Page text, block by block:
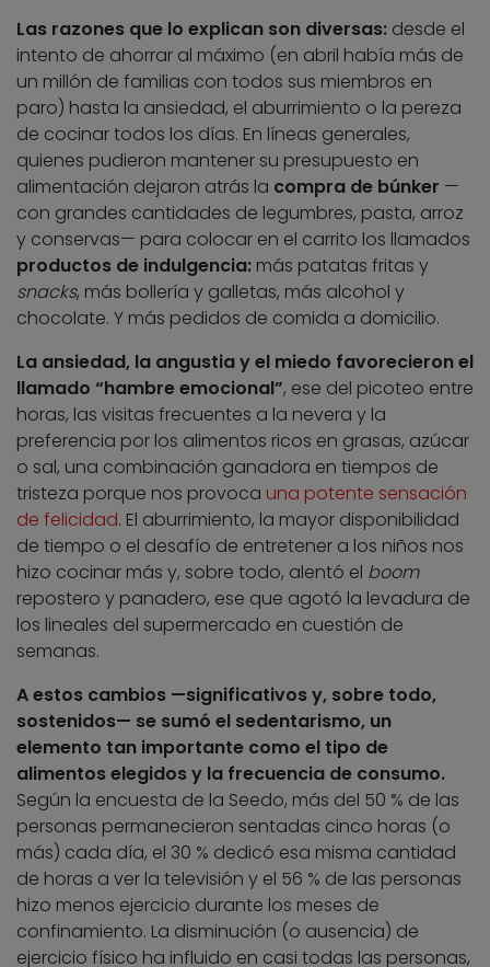
Las razones que lo explican son diversas: desde el
intento de ahorrar al máximo (en abril había más de
un millón de familias con todos sus miembros en
paro) hasta la ansiedad, el aburrimiento o la pereza
de cocinar todos los días. En líneas generales,
quienes pudieron mantener su presupuesto en
alimentación dejaron atrás la compra de búnker —
con grandes cantidades de legumbres, pasta, arroz
y conservas— para colocar en el carrito los llamados
productos de indulgencia: más patatas fritas y
snacks, más bollería y galletas, más alcohol y
chocolate. Y más pedidos de comida a domicilio.
La ansiedad, la angustia y el miedo favorecieron el
llamado “hambre emocional”, ese del picoteo entre
horas, las visitas frecuentes a la nevera y la
preferencia por los alimentos ricos en grasas, azúcar
o sal, una combinación ganadora en tiempos de
tristeza porque nos provoca una potente sensación
de felicidad. El aburrimiento, la mayor disponibilidad
de tiempo o el desafío de entretener a los niños nos
hizo cocinar más y, sobre todo, alentó el boom
repostero y panadero, ese que agotó la levadura de
los lineales del supermercado en cuestión de
semanas.
A estos cambios —significativos y, sobre todo,
sostenidos— se sumó el sedentarismo, un
elemento tan importante como el tipo de
alimentos elegidos y la frecuencia de consumo.
Según la encuesta de la Seedo, más del 50 % de las
personas permanecieron sentadas cinco horas (o
más) cada día, el 30 % dedicó esa misma cantidad
de horas a ver la televisión y el 56 % de las personas
hizo menos ejercicio durante los meses de
confinamiento. La disminución (o ausencia) de
ejercicio físico ha influido en casi todas las personas,